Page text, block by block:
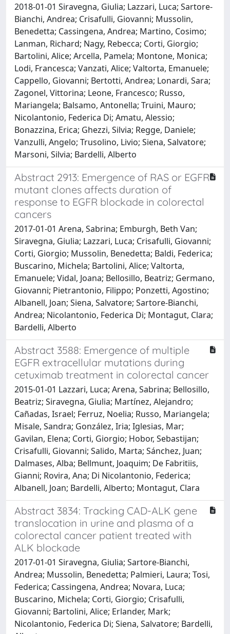
2018-01-01 Siravegna, Giulia; Lazzari, Luca; Sartore-
Bianchi, Andrea; Crisafulli, Giovanni; Mussolin,
Benedetta; Cassingena, Andrea; Martino, Cosimo;
Lanman, Richard; Nagy, Rebecca; Corti, Giorgio;
Bartolini, Alice; Arcella, Pamela; Montone, Monica;
Lodi, Francesca; Vanzati, Alice; Valtorta, Emanuele;
Cappello, Giovanni; Bertotti, Andrea; Lonardi, Sara;
Zagonel, Vittorina; Leone, Francesco; Russo,
Mariangela; Balsamo, Antonella; Truini, Mauro;
Nicolantonio, Federica Di; Amatu, Alessio;
Bonazzina, Erica; Ghezzi, Silvia; Regge, Daniele;
Vanzulli, Angelo; Trusolino, Livio; Siena, Salvatore;
Marsoni, Silvia; Bardelli, Alberto
Abstract 2913: Emergence of RAS or EGFR
mutant clones affects duration of
response to EGFR blockade in colorectal
cancers
2017-01-01 Arena, Sabrina; Emburgh, Beth Van;
Siravegna, Giulia; Lazzari, Luca; Crisafulli, Giovanni;
Corti, Giorgio; Mussolin, Benedetta; Baldi, Federica;
Buscarino, Michela; Bartolini, Alice; Valtorta,
Emanuele; Vidal, Joana; Bellosillo, Beatriz; Germano,
Giovanni; Pietrantonio, Filippo; Ponzetti, Agostino;
Albanell, Joan; Siena, Salvatore; Sartore-Bianchi,
Andrea; Nicolantonio, Federica Di; Montagut, Clara;
Bardelli, Alberto
Abstract 3588: Emergence of multiple
EGFR extracellular mutations during
cetuximab treatment in colorectal cancer
2015-01-01 Lazzari, Luca; Arena, Sabrina; Bellosillo,
Beatriz; Siravegna, Giulia; Martínez, Alejandro;
Cañadas, Israel; Ferruz, Noelia; Russo, Mariangela;
Misale, Sandra; González, Iria; Iglesias, Mar;
Gavilan, Elena; Corti, Giorgio; Hobor, Sebastijan;
Crisafulli, Giovanni; Salido, Marta; Sánchez, Juan;
Dalmases, Alba; Bellmunt, Joaquim; De Fabritiis,
Gianni; Rovira, Ana; Di Nicolantonio, Federica;
Albanell, Joan; Bardelli, Alberto; Montagut, Clara
Abstract 3834: Tracking CAD-ALK gene
translocation in urine and plasma of a
colorectal cancer patient treated with
ALK blockade
2017-01-01 Siravegna, Giulia; Sartore-Bianchi,
Andrea; Mussolin, Benedetta; Palmieri, Laura; Tosi,
Federica; Cassingena, Andrea; Novara, Luca;
Buscarino, Michela; Corti, Giorgio; Crisafulli,
Giovanni; Bartolini, Alice; Erlander, Mark;
Nicolantonio, Federica Di; Siena, Salvatore; Bardelli,